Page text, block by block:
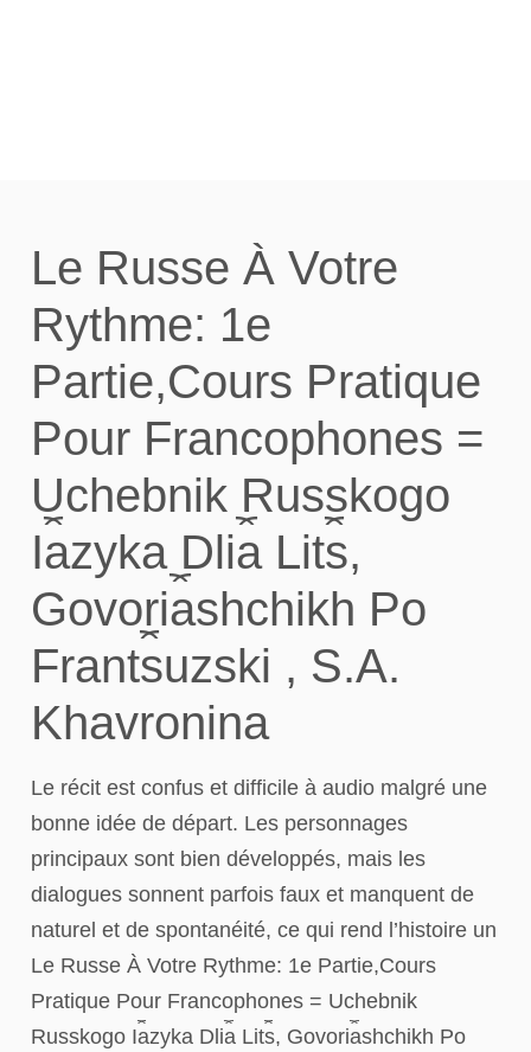
Le Russe À Votre
Rythme: 1e
Partie,Cours Pratique
Pour Francophones =
Uchebnik Russkogo
I︠a︡zyka Dli︠a︡ Lit︠s︡,
Govori︠a︡shchikh Po
Frant︠s︡uzski , S.A.
Khavronina
Le récit est confus et difficile à audio malgré une
bonne idée de départ. Les personnages
principaux sont bien développés, mais les
dialogues sonnent parfois faux et manquent de
naturel et de spontanéité, ce qui rend l’histoire un
Le Russe À Votre Rythme: 1e Partie,Cours
Pratique Pour Francophones = Uchebnik
Russkogo I︠a︡zyka Dli︠a︡ Lit︠s︡, Govori︠a︡shchikh Po